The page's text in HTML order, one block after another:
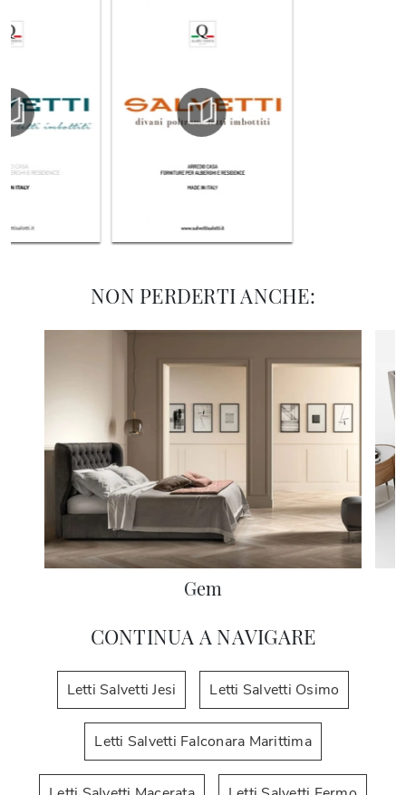
NON PERDERTI ANCHE:
Gem
CONTINUA A NAVIGARE
Letti Salvetti Jesi Letti Salvetti Osimo
Letti Salvetti Falconara Marittima